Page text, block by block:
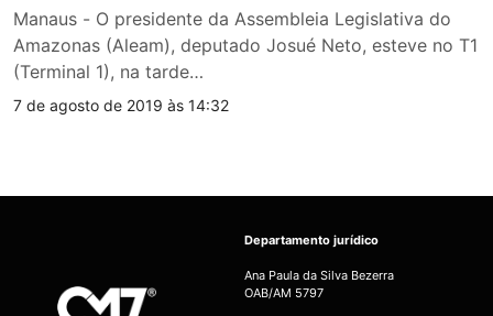
Manaus - O presidente da Assembleia Legislativa do
Amazonas (Aleam), deputado Josué Neto, esteve no T1
(Terminal 1), na tarde…
7 de agosto de 2019 às 14:32
Departamento jurídico
Ana Paula da Silva Bezerra
OAB/AM 5797